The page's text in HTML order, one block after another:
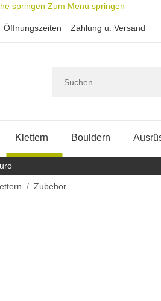
springen Zum Menü springen
Öffnungszeiten Zahlung u. Versand
Klettern Bouldern
Zubehör